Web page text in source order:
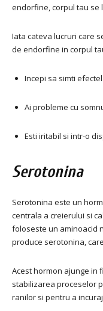
endorfine, corpul tau se
Iata cateva lucruri care
de endorfine in corpul
Incepi sa simti
Ai probleme cu
Esti iritabil si intr-o
Serotonina
Serotonina este un
centrala a creierului si
foloseste un aminoacid
produce serotonina,
Acest hormon ajunge in
stabilizarea proceselor
ranilor si pentru a